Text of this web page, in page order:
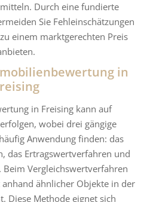
Durch eine fundierte
Sie Fehleinschätzungen
einem marktgerechten Preis
in
in Freising kann auf
wobei drei gängige
Anwendung finden: das
das Ertragswertverfahren und
Beim Vergleichswertverfahren
ähnlicher Objekte in der
Diese Methode eignet sich